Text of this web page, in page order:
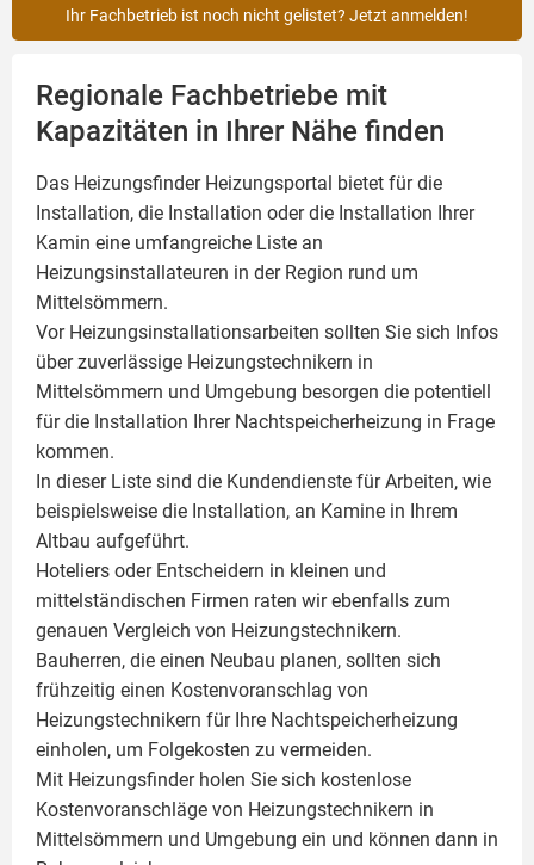
Ihr Fachbetrieb ist noch nicht gelistet? Jetzt anmelden!
Regionale Fachbetriebe mit
Kapazitäten in Ihrer Nähe finden
Das Heizungsfinder Heizungsportal bietet für die
Installation, die Installation oder die Installation Ihrer
Kamin eine umfangreiche Liste an
Heizungsinstallateuren in der Region rund um
Mittelsömmern.
Vor Heizungsinstallationsarbeiten sollten Sie sich Infos
über zuverlässige Heizungstechnikern in
Mittelsömmern und Umgebung besorgen die potentiell
für die Installation Ihrer Nachtspeicherheizung in Frage
kommen.
In dieser Liste sind die Kundendienste für Arbeiten, wie
beispielsweise die Installation, an Kamine in Ihrem
Altbau aufgeführt.
Hoteliers oder Entscheidern in kleinen und
mittelständischen Firmen raten wir ebenfalls zum
genauen Vergleich von Heizungstechnikern.
Bauherren, die einen Neubau planen, sollten sich
frühzeitig einen Kostenvoranschlag von
Heizungstechnikern für Ihre Nachtspeicherheizung
einholen, um Folgekosten zu vermeiden.
Mit Heizungsfinder holen Sie sich kostenlose
Kostenvoranschläge von Heizungstechnikern in
Mittelsömmern und Umgebung ein und können dann in